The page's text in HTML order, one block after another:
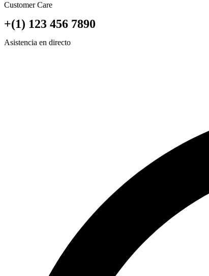
Customer Care
+(1) 123 456 7890
Asistencia en directo